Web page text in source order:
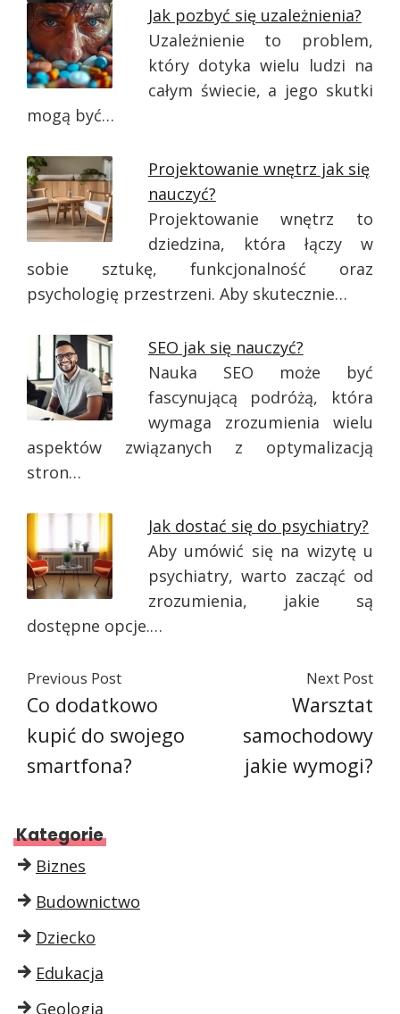
Jak pozbyć się uzależnienia?
Uzależnienie to problem,
który dotyka wielu ludzi na
całym świecie, a jego skutki
mogą być…
Projektowanie wnętrz jak się
nauczyć?
Projektowanie wnętrz to
dziedzina, która łączy w
sobie sztukę, funkcjonalność oraz
psychologię przestrzeni. Aby skutecznie…
SEO jak się nauczyć?
Nauka SEO może być
fascynującą podróżą, która
wymaga zrozumienia wielu
aspektów związanych z optymalizacją
stron…
Jak dostać się do psychiatry?
Aby umówić się na wizytę u
psychiatry, warto zacząć od
zrozumienia, jakie są
dostępne opcje.…
Previous Post
Co dodatkowo
kupić do swojego
smartfona?
Next Post
Warsztat
samochodowy
jakie wymogi?
Kategorie
Biznes
Budownictwo
Dziecko
Edukacja
Geologia